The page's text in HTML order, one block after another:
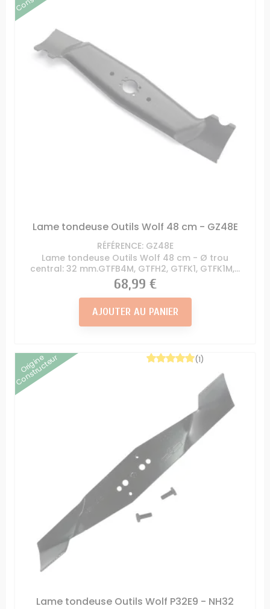
Lame tondeuse Outils Wolf 48 cm - GZ48E
RÉFÉRENCE: GZ48E
Lame tondeuse Outils Wolf 48 cm - Ø trou
central: 32 mm.GTFB4M, GTFH2, GTFK1, GTFK1M,...
Prix
68,99 €
AJOUTER AU PANIER
Origine
Constructeur
Lame tondeuse Outils Wolf P32E9 - NH32
(1)